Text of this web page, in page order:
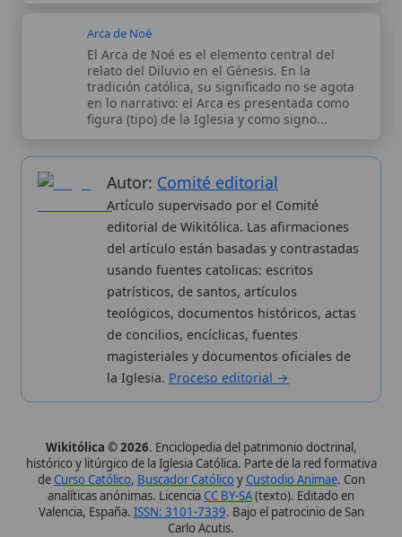
del artículo están basadas y contrastadas
usando fuentes catolicas: escritos
patrísticos, de santos, artículos
teológicos, documentos históricos, actas
de concilios, encíclicas, fuentes
magisteriales y documentos oficiales de
Wikitólica © 2026. Enciclopedia del patrimonio doctrinal,
histórico y litúrgico de la Iglesia Católica. Parte de la red formativa
analíticas anónimas. LicenciaCC BY-SA(texto). Editado en
Valencia, España.ISSN: 3101-7339 . Bajo el patrocinio de San
Sobre nosotros
Proceso editorial
Publicación seriada
Datos abiertos
Estadísticas
Aviso legal
Política de privacidad
Categorias
Más visitados
Nuevas entradas
Cambios recientes
Aplicaciones
Kit de Prensa
Widgets para tu web
Canal de WhatsApp
Únete · publicación regular
Perfil de Instagram
Síguenos · @wikitolica